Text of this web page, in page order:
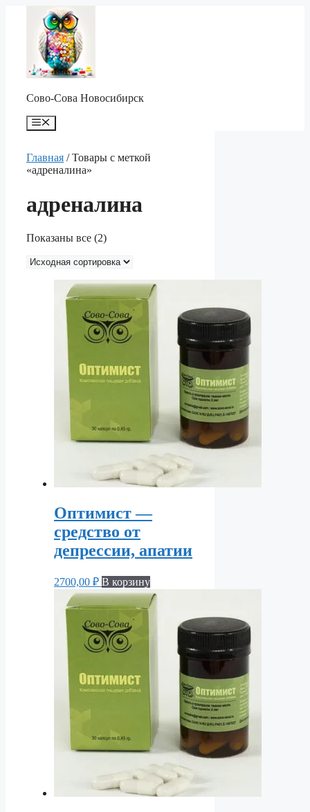
содержимому
Сово-Сова Новосибирск
Меню
Главная / Товары с меткой
«адреналина»
адреналина
Показаны все (2)
Оптимист —
средство от
депрессии, апатии
2700,00 ₽ В корзину